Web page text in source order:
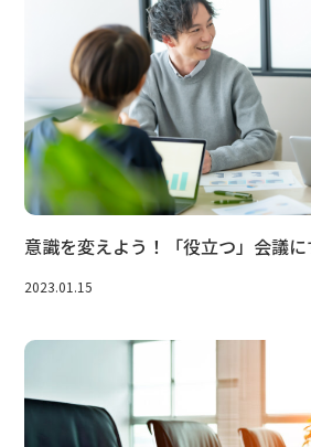
意識を変えよう！「役立つ」会議
2023.01.15